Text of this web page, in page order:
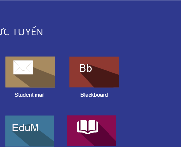
TUYẾN